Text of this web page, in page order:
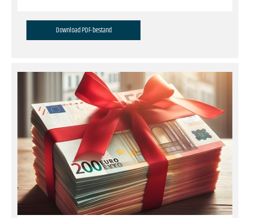
Download PDF-bestand